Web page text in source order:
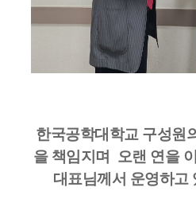
한국공학대학교 구성원
을 책임지며 오랜 연을
대표님께서 운영하고